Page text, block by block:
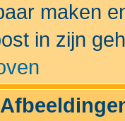
maken
in zijn